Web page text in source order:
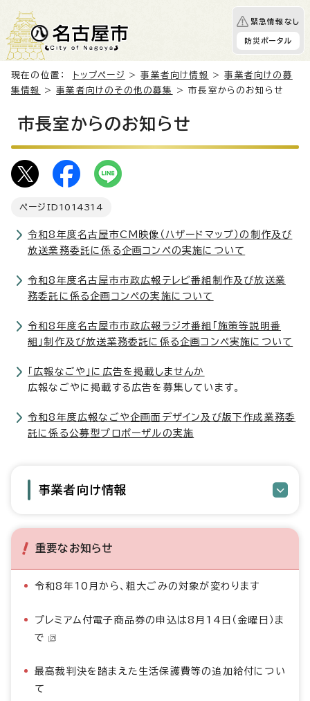
緊急情報なし
防災ポータル
現在の位置： トップページ >事業者向け情報 >事業者向けの募
集情報
>事業者向けのその他の募集 > 市長室からのお知らせ
市長室からのお知らせ
ページID 1014314
令和8年度名古屋市CM映像（ハザードマップ）の制作及び
放送業務委託に係る企画コンペの実施について
令和8年度名古屋市市政広報テレビ番組制作及び放送業
務委託に係る企画コンペの実施について
令和8年度名古屋市市政広報ラジオ番組「施策等説明番
組」制作及び放送業務委託に係る企画コンペ実施について
「広報なごや」に広告を掲載しませんか
広報なごやに掲載する広告を募集しています。
令和8年度広報なごや企画面デザイン及び版下作成業務委
託に係る公募型プロポーザルの実施
事業者向け情報
重要なお知らせ
令和8年10月から、粗大ごみの対象が変わります
プレミアム付電子商品券の申込は8月14日（金曜日）ま
で
最高裁判決を踏まえた生活保護費等の追加給付につい
て